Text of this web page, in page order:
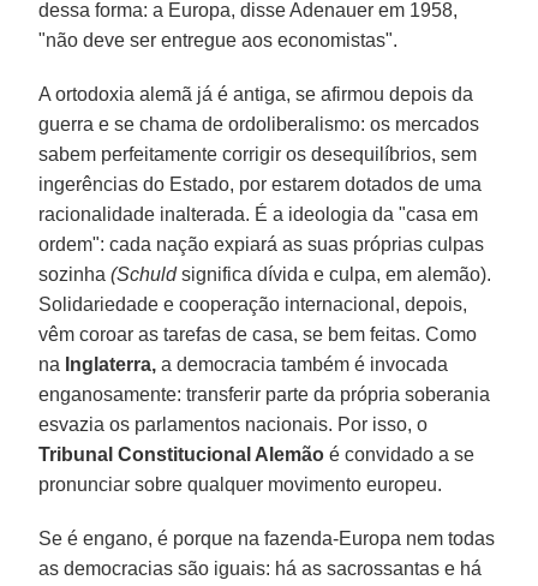
dessa forma: a Europa, disse Adenauer em 1958,
"não deve ser entregue aos economistas".
A ortodoxia alemã já é antiga, se afirmou depois da
guerra e se chama de ordoliberalismo: os mercados
sabem perfeitamente corrigir os desequilíbrios, sem
ingerências do Estado, por estarem dotados de uma
racionalidade inalterada. É a ideologia da "casa em
ordem": cada nação expiará as suas próprias culpas
sozinha(Schuldsignifica dívida e culpa, em alemão).
Solidariedade e cooperação internacional, depois,
vêm coroar as tarefas de casa, se bem feitas. Como
na Inglaterra, a democracia também é invocada
enganosamente: transferir parte da própria soberania
esvazia os parlamentos nacionais. Por isso, o
Tribunal Constitucional Alemão é convidado a se
pronunciar sobre qualquer movimento europeu.
Se é engano, é porque na fazenda-Europa nem todas
as democracias são iguais: há as sacrossantas e há